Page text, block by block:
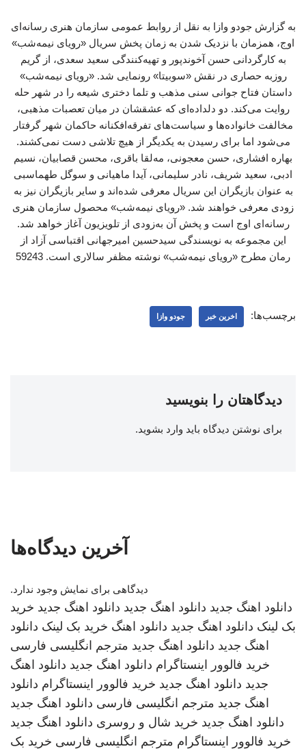
به گزارش جودو وازا به نقل از روابط عمومی سازمان هنری رسانه‌ای
اوج، همزمان با نزدیک شدن به زمان پخش سریال «رویای نیمه‌شب»
به کارگردانی حسن آخوندپور و تهیه‌کنندگی سعید سعدی، از گریم
روزبه حصاری در نقش «سوبیتا» رونمایی شد. «رویای نیمه‌شب»
داستان فتاح جوانی سنی مذهب و تلما دختری شیعه را در شهر حله
روایت می‌کند. دو دلداده‌ای که عشقشان در میان تعصبات مذهبی،
مخالفت خانواده‌ها و سیاست‌های تفرقه‌افکنانه حاکمان شهر گرفتار
می‌شود اما برای رسیدن به یکدیگر از هیچ تلاشی دست نمی‌کشند.
بهاره افشاری، حسن معجونی، مه‌لقا باقری، محسن قصابیان، نسیم
ادبی، سعید شریف، نادر سلیمانی، آیدا ماهیانی و سوگل طهماسبی
به عنوان بازیگران این سریال معرفی شده‌اند و سایر بازیگران نیز به
زودی معرفی خواهند شد. «رویای نیمه‌شب» محصول سازمان هنری
رسانه‌ای اوج است و پخش آن به‌زودی از تلویزیون آغاز خواهد شد.
این مجموعه به نویسندگی سیدحسین امیرجهانی اقتباسی آزاد از
رمان مطرح «رویای نیمه‌شب» نوشته مظفر سالاری است. 59243
برچسب‌ها: اخرین خبر جودو وازا
دیدگاهتان را بنویسید
برای نوشتن دیدگاه باید وارد بشوید.
آخرین دیدگاه‌ها
دیدگاهی برای نمایش وجود ندارد.
دانلود اهنگ جدید دانلود اهنگ جدید دانلود اهنگ جدید خرید
بک لینک دانلود اهنگ جدید دانلود اهنگ خرید بک لینک دانلود
اهنگ جدید دانلود اهنگ جدید مترجم انگلیسی فارسی
خرید فالوور اینستاگرام دانلود اهنگ جدید دانلود اهنگ
جدید دانلود اهنگ جدید خرید فالوور اینستاگرام دانلود
اهنگ جدید مترجم انگلیسی فارسی دانلود اهنگ جدید
دانلود اهنگ جدید خرید شال و روسری دانلود اهنگ جدید
خرید فالوور اینستاگرام مترجم انگلیسی فارسی خرید بک